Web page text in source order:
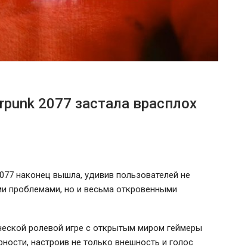
2077 застала врасплох
наконец вышла, удивив пользователей не
проблемами, но и весьма откровенными
ролевой игре с открытым миром геймеры
настроив не только внешность и голос